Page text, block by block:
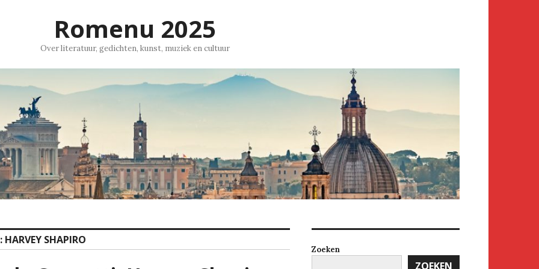
Romenu 2025
Over literatuur, gedichten, kunst, muziek en cultuur
HARVEY SHAPIRO
Zoeken
ZOEKEN